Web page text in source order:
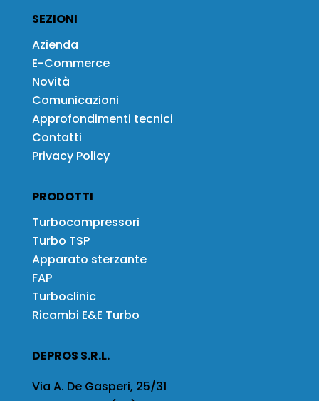
SEZIONI
Azienda
E-Commerce
Novità
Comunicazioni
Approfondimenti tecnici
Contatti
Privacy Policy
PRODOTTI
Turbocompressori
Turbo TSP
Apparato sterzante
FAP
Turboclinic
Ricambi E&E Turbo
DEPROS S.R.L.
Via A. De Gasperi, 25/31